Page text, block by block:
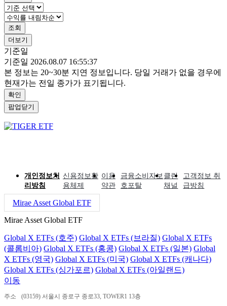
조회
더보기
기준일
기준일 2026.08.07 16:55:37
본 정보는 20~30분 지연 정보입니다. 당일 거래가 없을 경우에
현재가는 전일 종가가 표기됩니다.
확인
팝업닫기
개인정보처
리방침
신용정보활
용체제
이용
약관
금융소비자보
호포탈
클린
채널
고객정보 취
급방침
Mirae Asset Global ETF
Mirae Asset Global ETF
Global X ETFs (호주) Global X ETFs (브라질) Global X ETFs
(콜롬비아) Global X ETFs (홍콩) Global X ETFs (일본) Global
X ETFs (영국) Global X ETFs (미국) Global X ETFs (캐나다)
Global X ETFs (싱가포르) Global X ETFs (아일랜드)
이동
주소 (03159) 서울시 종로구 종로33, TOWER1 13층